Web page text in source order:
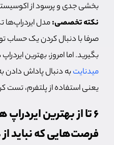
بخشی جدی و پرسود از
نکته تخصصی:مدل ایردراپ‌ها
صرفا با دنبال کردن یک حساب
بگیرید. اما امروز، بهترین ایردراپ های
میدنایت به دنبال پاداش
یعنی استفاده از پلتفرم، تست
فرصت‌هایی که نباید